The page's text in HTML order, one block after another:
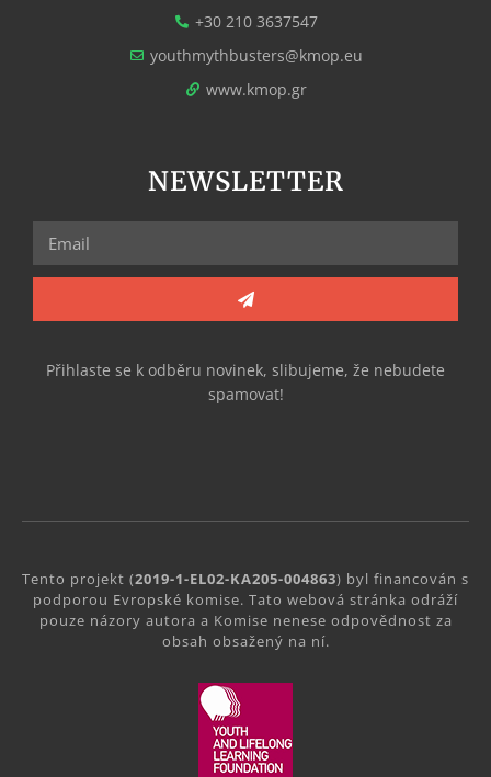
+30 210 3637547
youthmythbusters@kmop.eu
www.kmop.gr
NEWSLETTER
Přihlaste se k odběru novinek, slibujeme, že nebudete
spamovat!
Tento projekt (2019-1-EL02-KA205-004863) byl financován s
podporou Evropské komise. Tato webová stránka odráží
pouze názory autora a Komise nenese odpovědnost za
obsah obsažený na ní.